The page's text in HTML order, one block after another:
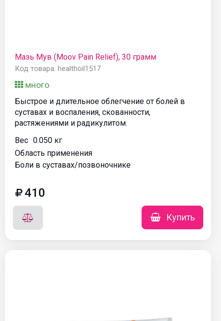
Мазь Мув (Moov Pain Relief), 30 грамм
Код товара: healthoil1517
много
Быстрое и длительное облегчение от болей в
суставах и воспаления, скованности,
растяжениями и радикулитом.
Вес 0.050 кг
Область применения
Боли в суставах/позвоночнике
410
Купить